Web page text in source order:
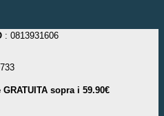
: 0813931606
sopra i 59.90€